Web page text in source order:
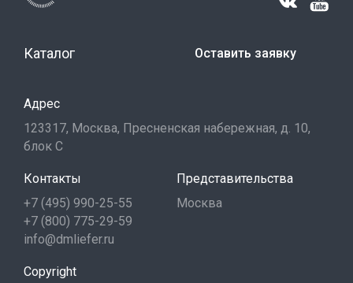
Каталог Оставить заявку
Адрес
123317, Москва, Пресненская набережная, д. 10,
блок С
Контакты
+7 (495) 990-25-55
+7 (800) 775-29-59
info@dmliefer.ru
Представительства
Москва
Copyright